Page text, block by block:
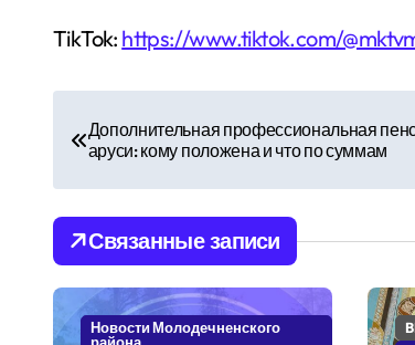
TikTok: https://www.tiktok.com/
в
и
г
Дополнительная профессиональная
аруси: кому положена и что по суммам
Связанные записи
Новости Молодечненского